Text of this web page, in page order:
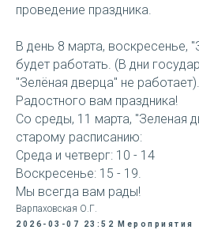
проведение праздника.
В день 8 марта, воскресенье,
будет работать. (В дни
"Зелёная дверца" не работает).
Радостного вам праздника!
Со среды, 11 марта, "Зеленая
старому расписанию:
Среда и четверг: 10 - 14
Воскресенье: 15 - 19.
Мы всегда вам рады!
Варпаховская О.Г.
2026-03-07 23:52 Мероприятия